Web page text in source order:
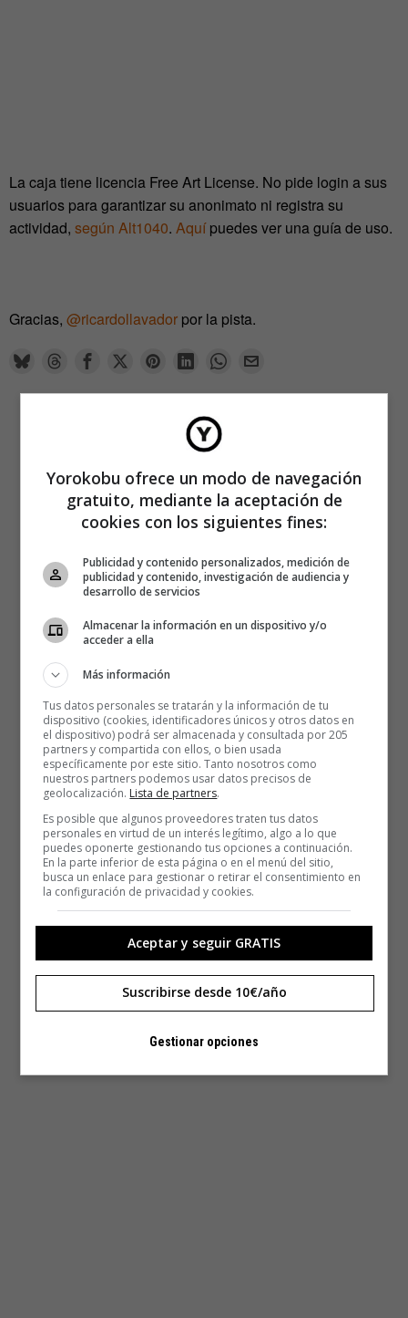
La caja tiene licencia Free Art License. No pide login a sus
usuarios para garantizar su anonimato ni registra su
actividad, según Alt1040. Aquípuedes ver una guía de uso.
Gracias, @ricardollavador por la pista.
Yorokobu ofrece un modo de navegación
gratuito, mediante la aceptación de
cookies con los siguientes fines:
Publicidad y contenido personalizados, medición de
publicidad y contenido, investigación de audiencia y
desarrollo de servicios
Almacenar la información en un dispositivo y/o
acceder a ella
Más información
Tus datos personales se tratarán y la información de tu
dispositivo (cookies, identificadores únicos y otros datos en
el dispositivo) podrá ser almacenada y consultada por 205
partners y compartida con ellos, o bien usada
específicamente por este sitio. Tanto nosotros como
nuestros partners podemos usar datos precisos de
geolocalización. Lista de partners.
Es posible que algunos proveedores traten tus datos
personales en virtud de un interés legítimo, algo a lo que
puedes oponerte gestionando tus opciones a continuación.
En la parte inferior de esta página o en el menú del sitio,
busca un enlace para gestionar o retirar el consentimiento en
la configuración de privacidad y cookies.
Aceptar y seguir GRATIS
Suscribirse desde 10€/año
Gestionar opciones